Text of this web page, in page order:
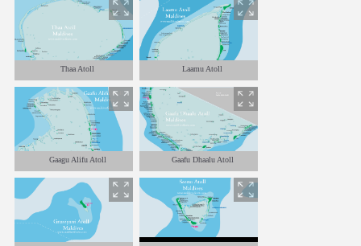
Thaa Atoll Laamu Atoll
Gaagu Alifu Atoll Gaafu Dhaalu Atoll